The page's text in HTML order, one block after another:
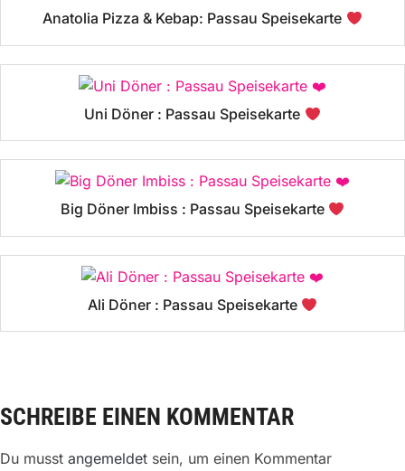
Anatolia Pizza & Kebap: Passau Speisekarte
Uni Döner : Passau Speisekarte
Big Döner Imbiss : Passau Speisekarte
Ali Döner : Passau Speisekarte
SCHREIBE EINEN KOMMENTAR
Du musst angemeldet sein, um einen Kommentar